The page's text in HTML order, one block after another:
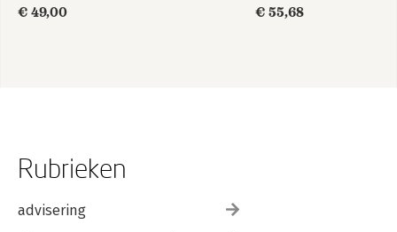
€ 49,00 € 55,68
Rubrieken
advisering